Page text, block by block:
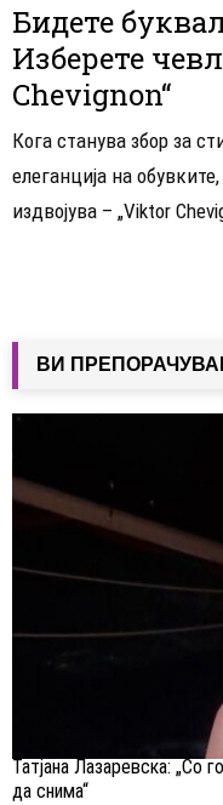
Бидете
Изберете
Chevignon“
Кога станува збор за
елеганција на
издвојува – „Viktor
ВИ
Татјана Лазаревска: „Со
да снима“